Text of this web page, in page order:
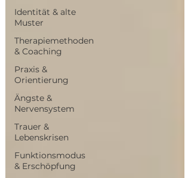
Identität & alte
Muster
Therapiemethoden
& Coaching
Praxis &
Orientierung
Ängste &
Nervensystem
Trauer &
Lebenskrisen
Funktionsmodus
& Erschöpfung